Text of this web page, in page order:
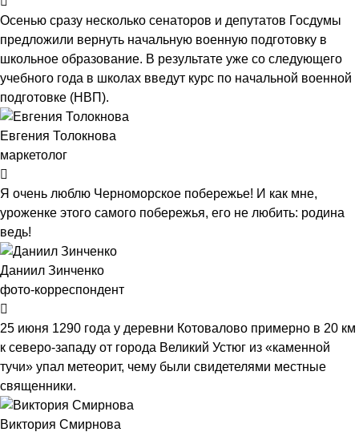
Осенью сразу несколько сенаторов и депутатов Госдумы
предложили вернуть начальную военную подготовку в
школьное образование. В результате уже со следующего
учебного года в школах введут курс по начальной военной
подготовке (НВП).
Евгения Толокнова
маркетолог
Я очень люблю Черноморское побережье! И как мне,
уроженке этого самого побережья, его не любить: родина
ведь!
Даниил Зинченко
фото-корреспондент
25 июня 1290 года у деревни Котовалово примерно в 20 км
к северо-западу от города Великий Устюг из «каменной
тучи» упал метеорит, чему были свидетелями местные
священники.
Виктория Смирнова